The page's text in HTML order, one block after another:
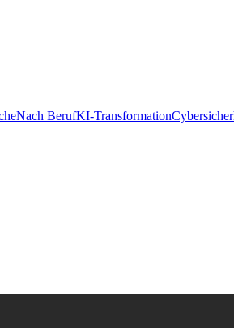
Nach BerufKI-Transformation